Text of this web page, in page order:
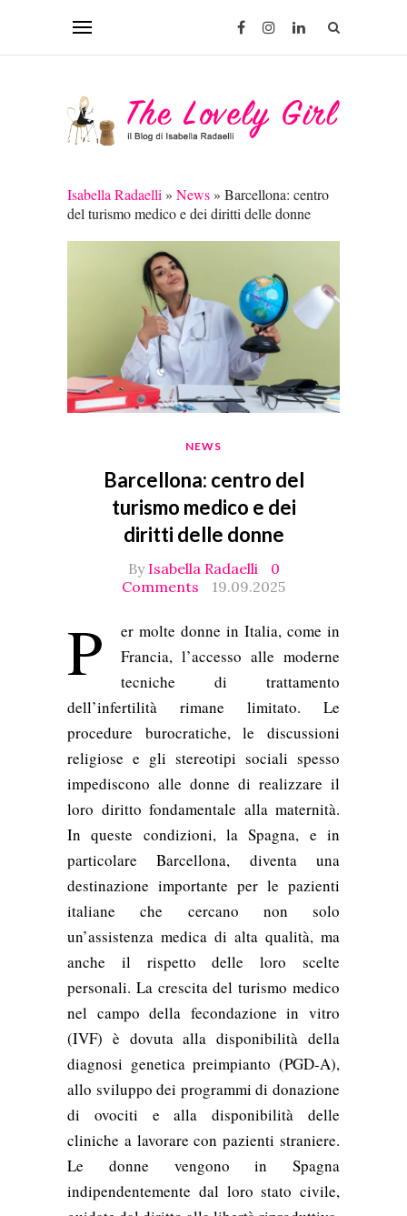
Isabella Radaelli » News» Barcellona: centro
del turismo medico e dei diritti delle donne
NEWS
Barcellona: centro del
turismo medico e dei
diritti delle donne
By Isabella Radaelli
0
Comments
19.09.2025
P
er molte donne in Italia, come in
Francia, l’accesso alle moderne
tecniche di trattamento
dell’infertilità rimane limitato. Le
procedure burocratiche, le discussioni
religiose e gli stereotipi sociali spesso
impediscono alle donne di realizzare il
loro diritto fondamentale alla maternità.
In queste condizioni, la Spagna, e in
particolare Barcellona, diventa una
destinazione importante per le pazienti
italiane che cercano non solo
un’assistenza medica di alta qualità, ma
anche il rispetto delle loro scelte
personali. La crescita del turismo medico
nel campo della fecondazione in vitro
(IVF) è dovuta alla disponibilità della
diagnosi genetica preimpianto (PGD-A),
allo sviluppo dei programmi di donazione
di ovociti e alla disponibilità delle
cliniche a lavorare con pazienti straniere.
Le donne vengono in Spagna
indipendentemente dal loro stato civile,